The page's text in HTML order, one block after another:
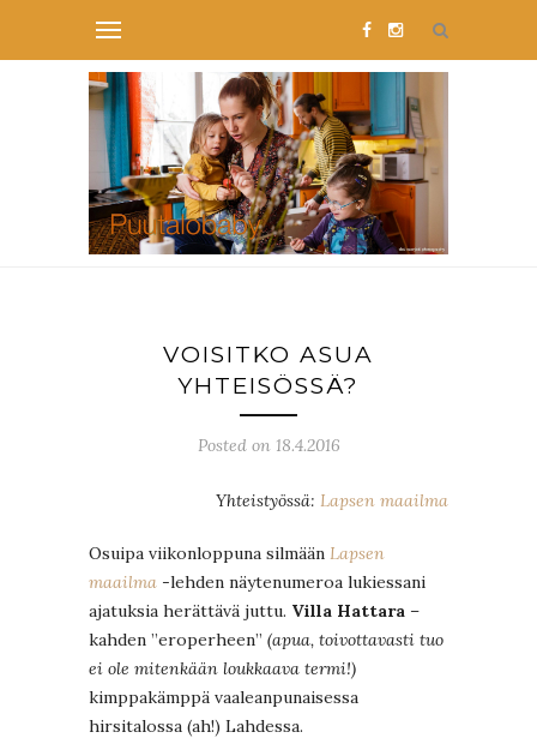
VOISITKO ASUA
YHTEISÖSSÄ?
Posted on 18.4.2016
Yhteistyössä: Lapsen maailma
Osuipa viikonloppuna silmään Lapsen
maailma -lehden näytenumeroa lukiessani
ajatuksia herättävä juttu. Villa Hattara –
kahden ”eroperheen” (apua, toivottavasti tuo
ei ole mitenkään loukkaava termi!)
kimppakämppä vaaleanpunaisessa
hirsitalossa (ah!) Lahdessa.